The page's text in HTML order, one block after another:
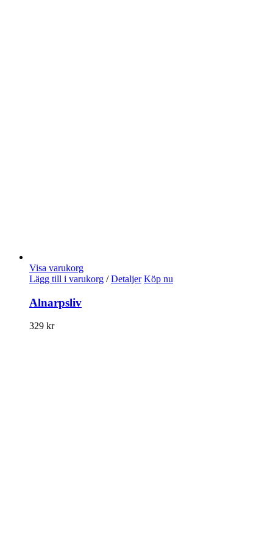
Visa varukorg
Lägg till i varukorg / Detaljer Köp nu
Alnarpsliv
329 kr